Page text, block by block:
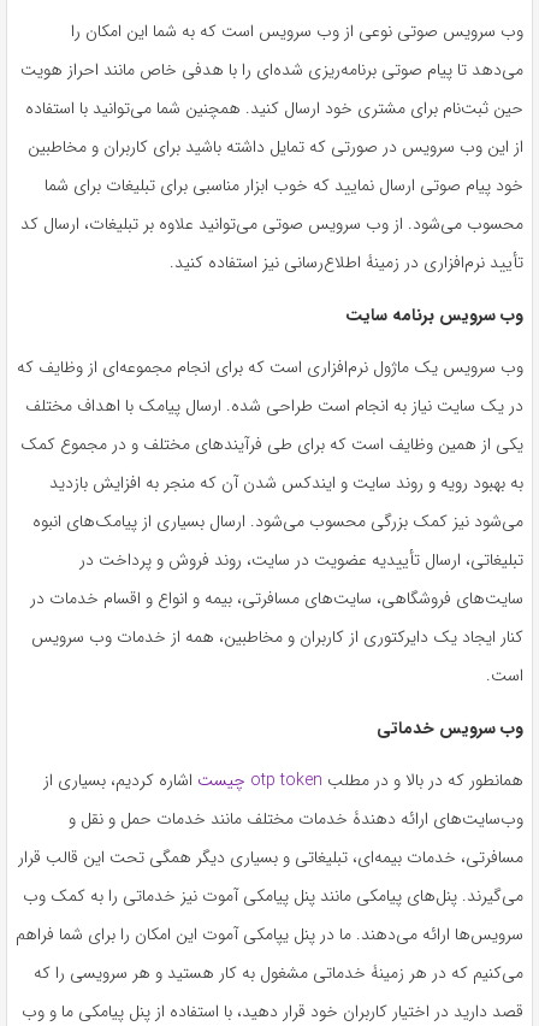
وب سرویس صوتی نوعی از وب سرویس است که به شما این امکان را
می‌دهد تا پیام صوتی برنامه‌ریزی شده‌ای را با هدفی خاص مانند احراز هویت
حین ثبت‌نام برای مشتری خود ارسال کنید. همچنین شما می‌توانید با استفاده
از این وب سرویس در صورتی که تمایل داشته باشید برای کاربران و مخاطبین
خود پیام صوتی ارسال نمایید که خوب ابزار مناسبی برای تبلیغات برای شما
محسوب می‌شود. از وب سرویس صوتی می‌توانید علاوه بر تبلیغات، ارسال کد
تأیید نرم‌افزاری در زمینۀ اطلاع‌رسانی نیز استفاده کنید.
وب سرویس برنامه سایت
وب سرویس یک ماژول نرم‌افزاری است که برای انجام مجموعه‌ای از وظایف که
در یک سایت نیاز به انجام است طراحی شده. ارسال پیامک با اهداف مختلف
یکی از همین وظایف است که برای طی فرآیندهای مختلف و در مجموع کمک
به بهبود رویه و روند سایت و ایندکس شدن آن که منجر به افزایش بازدید
می‌شود نیز کمک بزرگی محسوب می‌شود. ارسال بسیاری از پیامک‌های انبوه
تبلیغاتی، ارسال تأییدیه عضویت در سایت، روند فروش و پرداخت در
سایت‌های فروشگاهی، سایت‌های مسافرتی، بیمه و انواع و اقسام خدمات در
کنار ایجاد یک دایرکتوری از کاربران و مخاطبین، همه از خدمات وب سرویس
است.
وب سرویس خدماتی
همانطور که در بالا و در مطلب otp token چیست
اشاره کردیم، بسیاری از
وب‌سایت‌های ارائه دهندۀ خدمات مختلف مانند خدمات حمل و نقل و
مسافرتی، خدمات بیمه‌ای، تبلیغاتی و بسیاری دیگر همگی تحت این قالب قرار
می‌گیرند. پنل‌های پیامکی مانند پنل پیامکی آموت نیز خدماتی را به کمک وب
سرویس‌ها ارائه می‌دهند. ما در پنل یپامکی آموت این امکان را برای شما فراهم
می‌کنیم که در هر زمینۀ خدماتی مشغول به کار هستید و هر سرویسی را که
قصد دارید در اختیار کاربران خود قرار دهید، با استفاده از پنل پیامکی ما و وب